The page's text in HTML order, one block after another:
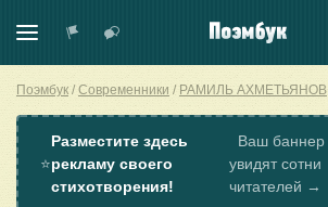
Поэмбук Современники РАМИЛЬ АХМЕТЬЯНОВ
⭐
Разместите здесь
рекламу своего
стихотворения!
Ваш баннер
увидят сотни
читателей →